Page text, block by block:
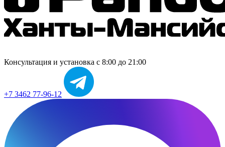
Консультация и установка с 8:00 до 21:00
+7 3462 77-96-12